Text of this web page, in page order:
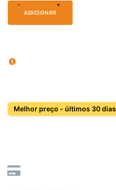
-
+
ADICIONAR
Melhor preço - últimos 30 dias